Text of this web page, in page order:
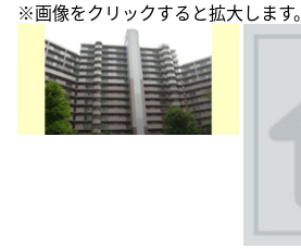
※画像をクリックすると拡大します。